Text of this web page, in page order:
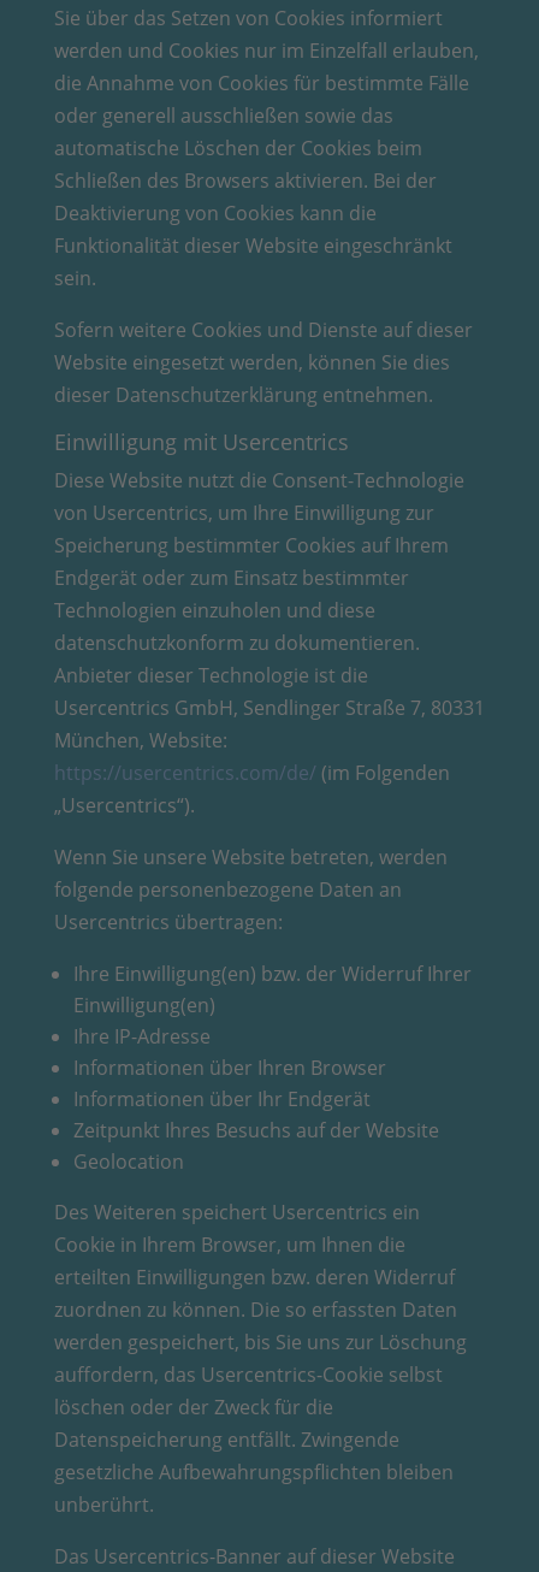
Sie über das Setzen von Cookies informiert
werden und Cookies nur im Einzelfall erlauben,
die Annahme von Cookies für bestimmte Fälle
oder generell ausschließen sowie das
automatische Löschen der Cookies beim
Schließen des Browsers aktivieren. Bei der
Deaktivierung von Cookies kann die
Funktionalität dieser Website eingeschränkt
sein.
Sofern weitere Cookies und Dienste auf dieser
Website eingesetzt werden, können Sie dies
dieser Datenschutzerklärung entnehmen.
Einwilligung mit Usercentrics
Diese Website nutzt die Consent-Technologie
von Usercentrics, um Ihre Einwilligung zur
Speicherung bestimmter Cookies auf Ihrem
Endgerät oder zum Einsatz bestimmter
Technologien einzuholen und diese
datenschutzkonform zu dokumentieren.
Anbieter dieser Technologie ist die
Usercentrics GmbH, Sendlinger Straße 7, 80331
München, Website:
https://usercentrics.com/de/ (im Folgenden
„Usercentrics“).
Wenn Sie unsere Website betreten, werden
folgende personenbezogene Daten an
Usercentrics übertragen:
Ihre Einwilligung(en) bzw. der Widerruf Ihrer
Einwilligung(en)
Ihre IP-Adresse
Informationen über Ihren Browser
Informationen über Ihr Endgerät
Zeitpunkt Ihres Besuchs auf der Website
Geolocation
Des Weiteren speichert Usercentrics ein
Cookie in Ihrem Browser, um Ihnen die
erteilten Einwilligungen bzw. deren Widerruf
zuordnen zu können. Die so erfassten Daten
werden gespeichert, bis Sie uns zur Löschung
auffordern, das Usercentrics-Cookie selbst
löschen oder der Zweck für die
Datenspeicherung entfällt. Zwingende
gesetzliche Aufbewahrungspflichten bleiben
unberührt.
Das Usercentrics-Banner auf dieser Website